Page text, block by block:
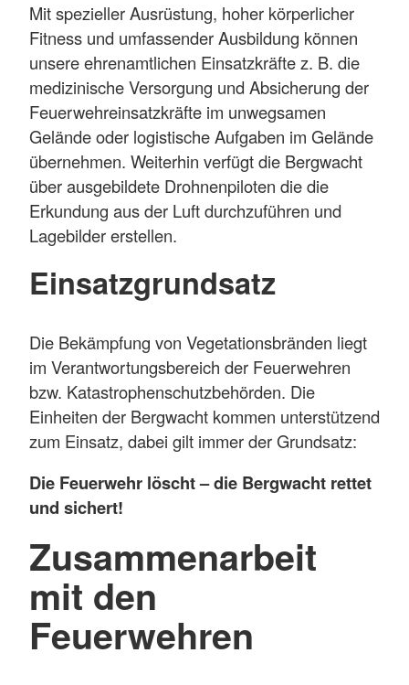
Mit spezieller Ausrüstung, hoher körperlicher
Fitness und umfassender Ausbildung können
unsere ehrenamtlichen Einsatzkräfte z. B. die
medizinische Versorgung und Absicherung der
Feuerwehreinsatzkräfte im unwegsamen
Gelände oder logistische Aufgaben im Gelände
übernehmen. Weiterhin verfügt die Bergwacht
über ausgebildete Drohnenpiloten die die
Erkundung aus der Luft durchzuführen und
Lagebilder erstellen.
Einsatzgrundsatz
Die Bekämpfung von Vegetationsbränden liegt
im Verantwortungsbereich der Feuerwehren
bzw. Katastrophenschutzbehörden. Die
Einheiten der Bergwacht kommen unterstützend
zum Einsatz, dabei gilt immer der Grundsatz:
Die Feuerwehr löscht – die Bergwacht rettet
und sichert!
Zusammenarbeit
mit den
Feuerwehren